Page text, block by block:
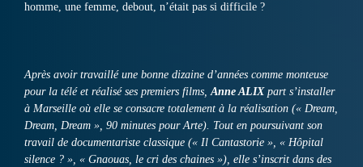
homme, une femme, debout, n’était pas si difficile ?
Après avoir travaillé une bonne dizaine d’années comme monteuse
pour la télé et réalisé ses premiers films,Anne ALIXpart s’installer
à Marseille où elle se consacre totalement à la réalisation (« Dream,
Dream, Dream », 90 minutes pour Arte). Tout en poursuivant son
travail de documentariste classique (« Il Cantastorie », « Hôpital
silence ? », « Gnaouas, le cri des chaines »), elle s’inscrit dans des